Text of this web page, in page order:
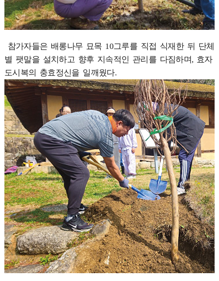
참가자들은 배롱나무 묘목 10그루를 직접 식재한 뒤 단체
별 팻말을 설치하고 향후 지속적인 관리를 다짐하며, 효자
도시복의 충효정신을 일깨웠다.